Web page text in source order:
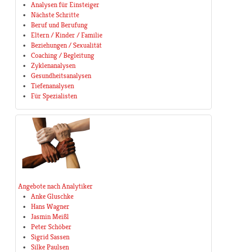
Analysen für Einsteiger
Nächste Schritte
Beruf und Berufung
Eltern / Kinder / Familie
Beziehungen / Sexualität
Coaching / Begleitung
Zyklenanalysen
Gesundheitsanalysen
Tiefenanalysen
Für Spezialisten
Angebote nach Analytiker
Anke Gluschke
Hans Wagner
Jasmin Meißl
Peter Schöber
Sigrid Sassen
Silke Paulsen